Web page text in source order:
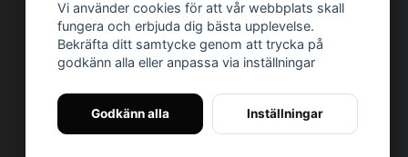
Instagram Facebook YouTube
Vi använder cookies för att vår webbplats skall
fungera och erbjuda dig bästa upplevelse.
Bekräfta ditt samtycke genom att trycka på
godkänn alla eller anpassa via inställningar
Godkänn alla Inställningar